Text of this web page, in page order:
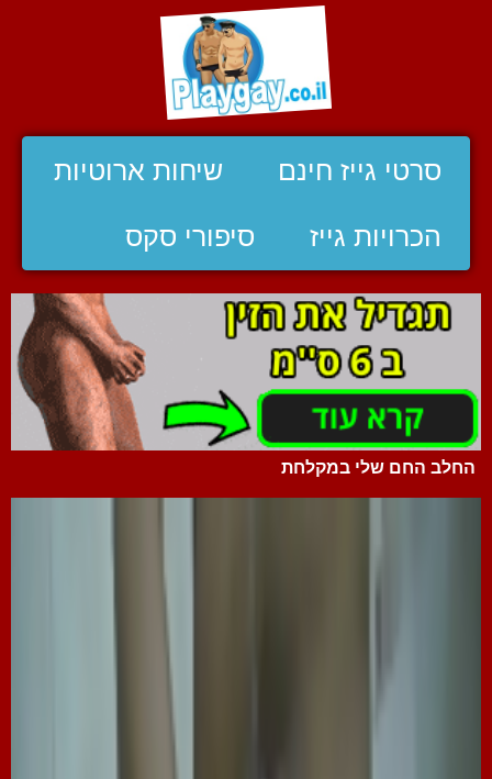
סרטי גייז חינם שיחות ארוטיות
הכרויות גייז סיפורי סקס
החלב החם שלי במקלחת